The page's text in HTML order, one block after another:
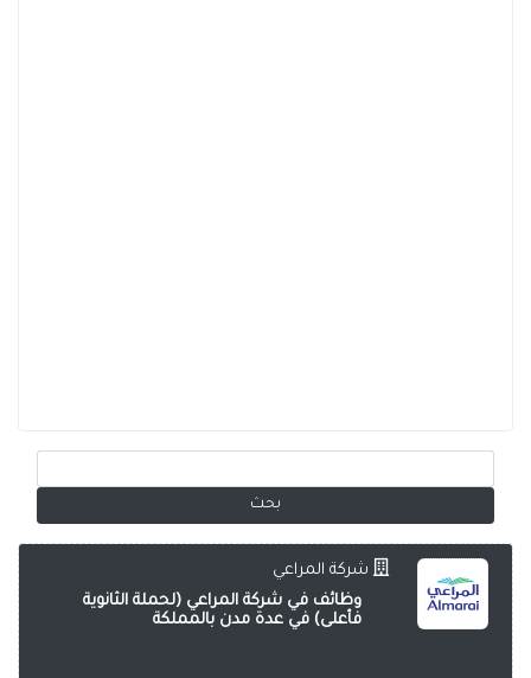
شركة المراعي
وظائف في شركة المراعي (لحملة الثانوية
فأعلى) في عدة مدن بالمملكة